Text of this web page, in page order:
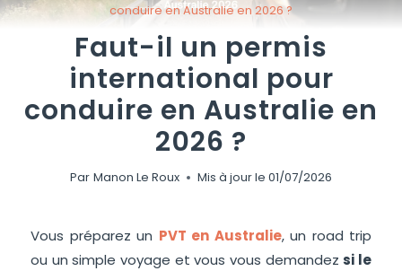
conduire en Australie en 2026 ?
Faut-il un permis
international pour
conduire en Australie en
2026 ?
Par Manon Le Roux Mis à jour le 01/07/2026
Vous préparez un PVT en Australie, un road trip
ou un simple voyage et vous vous demandezsi le